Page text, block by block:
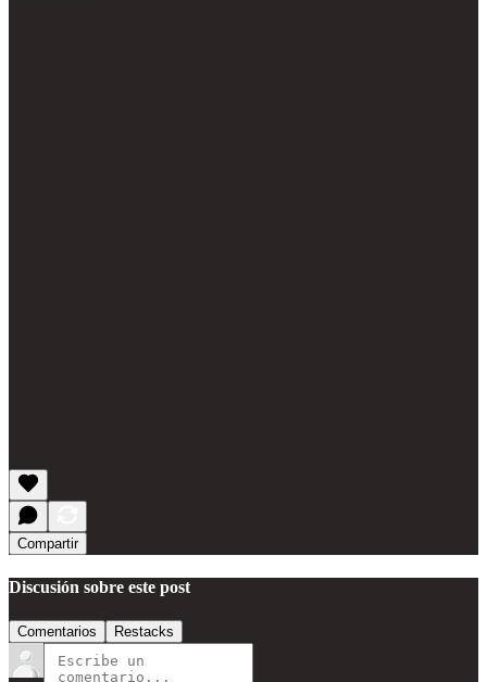
Compartir
Discusión sobre este post
Comentarios Restacks